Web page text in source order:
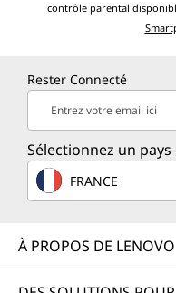
contrôle parental
Rester Connecté
Entrez votre email ici
Sélectionnez un
FRANCE
À PROPOS DE LENOVO